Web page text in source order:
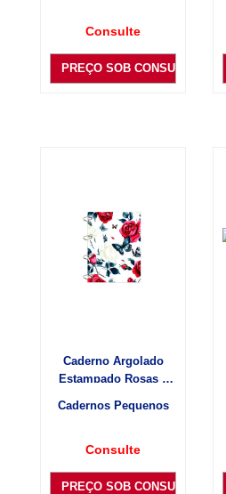
Consulte
PREÇO SOB CONSULTA
Caderno Argolado
Estampado Rosas e
Cadernos Pequenos
Consulte
PREÇO SOB CONSULTA